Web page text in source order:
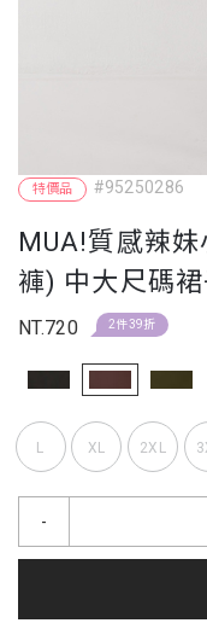
特價品 #95250286
MUA!質感辣
褲) 中大尺碼
NT.720 2件39折
L XL 2XL
-